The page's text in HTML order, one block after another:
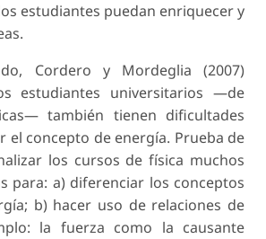
estudiantes puedan enriquecer y
Cordero y Mordeglia (2007)
estudiantes universitarios —de
también tienen dificultades
el concepto de energía. Prueba de
los cursos de física muchos
para: a) diferenciar los conceptos
b) hacer uso de relaciones de
la fuerza como la causante